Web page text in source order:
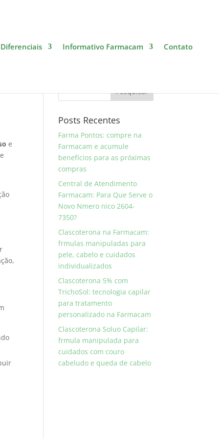
Diferenciais Informativo Farmacam Contato
e
Posts Recentes
Farma Pontos: compre na
Farmacam e acumule
benefícios para as próximas
compras
Central de Atendimento
Farmacam: Para Que Serve o
Novo Nmero nico 2604-
7350?
Clascoterona na Farmacam:
frmulas manipuladas para
pele, cabelo e cuidados
individualizados
Clascoterona 5% com
TrichoSol: tecnologia capilar
para tratamento
personalizado na Farmacam
Clascoterona Soluo Capilar:
frmula manipulada para
cuidados com couro
cabeludo e queda de cabelo